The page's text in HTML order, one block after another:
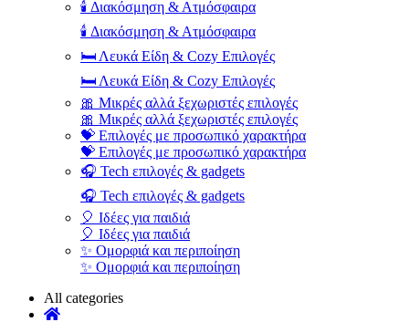
🕯️ Διακόσμηση & Ατμόσφαιρα
🕯️ Διακόσμηση & Ατμόσφαιρα
🛏️ Λευκά Είδη & Cozy Επιλογές
🛏️ Λευκά Είδη & Cozy Επιλογές
🎀 Μικρές αλλά ξεχωριστές επιλογές
🎀 Μικρές αλλά ξεχωριστές επιλογές
💝 Επιλογές με προσωπικό χαρακτήρα
💝 Επιλογές με προσωπικό χαρακτήρα
🎧 Tech επιλογές & gadgets
🎧 Tech επιλογές & gadgets
🎈 Ιδέες για παιδιά
🎈 Ιδέες για παιδιά
✨ Ομορφιά και περιποίηση
✨ Ομορφιά και περιποίηση
All categories